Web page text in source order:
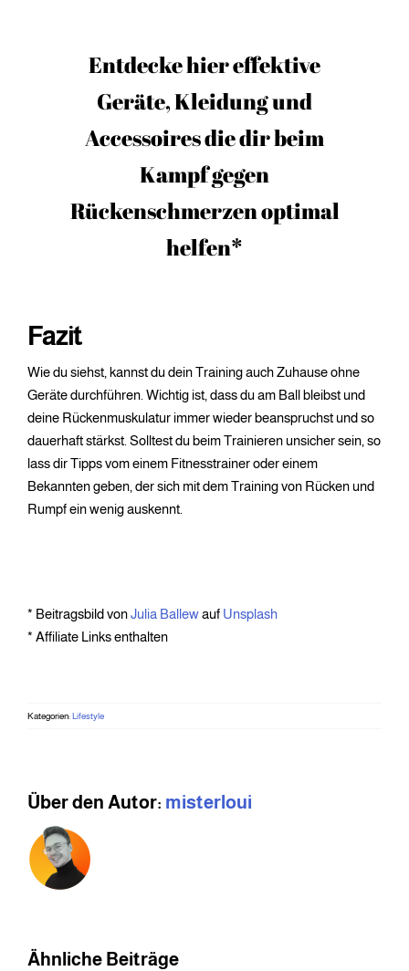
Entdecke hier effektive
Geräte, Kleidung und
Accessoires die dir beim
Kampf gegen
Rückenschmerzen optimal
helfen*
Fazit
Wie du siehst, kannst du dein Training auch Zuhause ohne
Geräte durchführen. Wichtig ist, dass du am Ball bleibst und
deine Rückenmuskulatur immer wieder beanspruchst und so
dauerhaft stärkst. Solltest du beim Trainieren unsicher sein, so
lass dir Tipps vom einem Fitnesstrainer oder einem
Bekannten geben, der sich mit dem Training von Rücken und
Rumpf ein wenig auskennt.
* Beitragsbild vonJulia Ballewauf Unsplash
* Affiliate Links enthalten
Kategorien:Lifestyle
Über den Autor: misterloui
Ähnliche Beiträge